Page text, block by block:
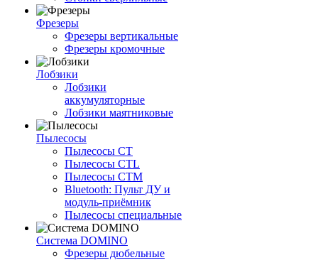
Фрезеры
Фрезеры вертикальные
Фрезеры кромочные
Лобзики
Лобзики
аккумуляторные
Лобзики маятниковые
Пылесосы
Пылесосы CT
Пылесосы CTL
Пылесосы CTM
Bluetooth: Пульт ДУ и
модуль-приёмник
Пылесосы специальные
Система DOMINO
Фрезеры дюбельные